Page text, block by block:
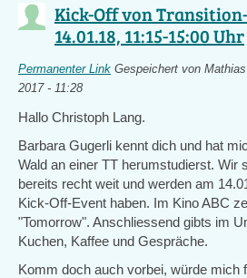
Kick-Off von
14.01.18, 11:15-15:00 Uhr
Permanenter Link Gespeichert von
2017 - 11:28
Hallo Christoph Lang.
Barbara Gugerli kennt dich und hat
Wald an einer TT herumstudierst. Wir
bereits recht weit und werden am
Kick-Off-Event haben. Im Kino ABC
"Tomorrow". Anschliessend gibts im
Kuchen, Kaffee und Gespräche.
Komm doch auch vorbei, würde mich